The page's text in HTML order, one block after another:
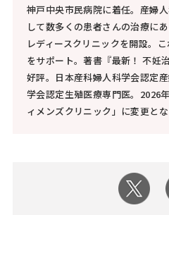
神戸中央市民病院に着任。産婦
して数多くの患者さんの治療に
レディースクリニックを開設。
をサポート。著書『最新！ 不妊
好評。日本産科婦人科学会認定
学会認定生殖医療専門医。2026
ィメンズクリニック」に変更と